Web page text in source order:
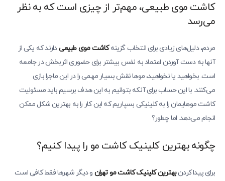
کاشت موی طبیعی، مهم‌تر از چیزی است که به نظر
می‌رسد
مردم، دلیل‌های زیادی برای انتخاب گزینهکاشت موی طبیعیدارند که یکی از
آنها به دست آوردن اعتماد به نفس بیشتر برای حضوری اثربخش در جامعه
است. بخواهید یا نخواهید، موها نقش بسیار مهمی را در این ماجرا بازی
می‌کنند. با این حساب برای آنکه بتوانیم به این هدف برسیم باید مسئولیت
کاشت موهایمان را به کلینیکی بسپاریم که این کار را به بهترین شکل ممکن
انجام می‌دهد. اما چطور؟
چگونه بهترین کلینیک کاشت مو را پیدا کنیم؟
برای پیدا کردنبهترین کلینیک کاشت مو تهران و دیگر شهرها فقط کافی است